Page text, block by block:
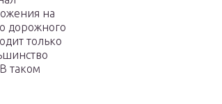
на
дорожного
только
таком